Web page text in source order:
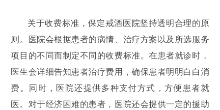
关于收费标准，保定戒酒医院坚持透明合理的原
则。医院会根据患者的病情、治疗方案以及所选服务
项目的不同而制定不同的收费标准。在患者就诊时，
医生会详细告知患者治疗费用，确保患者明明白白消
费。同时，医院还提供多种支付方式，方便患者就
医。对于经济困难的患者，医院还会提供一定的援助